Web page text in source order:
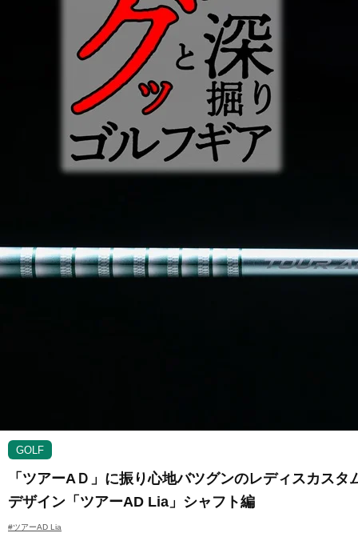
GOLF
「ツアーAＤ」に振り心地バツグンのレディスカス
デザイン「ツアーAD Lia」シャフト編
#ツアーAD Lia